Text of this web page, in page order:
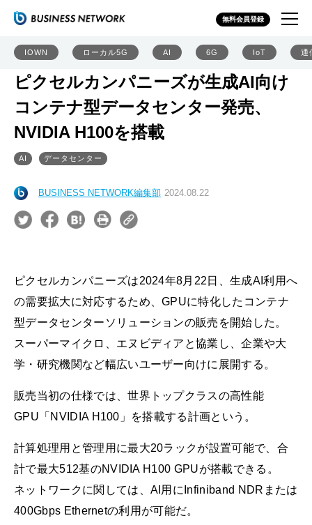
無料会員登録
IOWN ローカル5G AI 6G IoT 通
ピクセルカンパニーズが生成AI向け
コンテナ型データセンター発売、
NVIDIA H100を搭載
AI データセンター
BUSINESS NETWORK編集部 2024.08.22
ピクセルカンパニーズは2024年8月22日、生成AI利用へ
の需要拡大に対応するため、GPUに特化したコンテナ
型データセンターソリューションの販売を開始した。
スーパーマイクロ、エヌビディアと協業し、企業や大
学・研究機関など幅広いユーザー向けに展開する。
販売当初の仕様では、世界トップクラスの高性能
GPU「NVIDIA H100」を搭載する計画という。
計算処理用と管理用に最大20ラックが設置可能で、合
計で最大512基のNVIDIA H100 GPUが搭載できる。
ネットワークに関しては、AI用にInfiniband NDRまたは
400Gbps Ethernetの利用が可能だ。